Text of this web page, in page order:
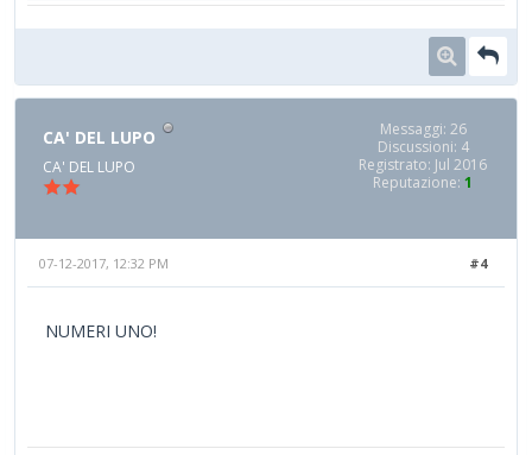
CA' DEL LUPO
CA' DEL LUPO
Messaggi: 26
Discussioni: 4
Registrato: Jul 2016
Reputazione: 1
#4
07-12-2017, 12:32 PM
NUMERI UNO!